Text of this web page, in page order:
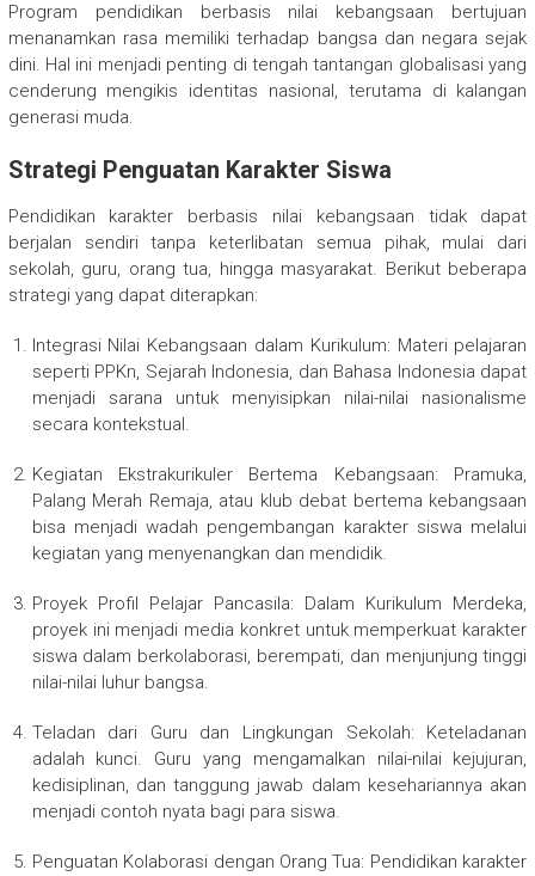
Program pendidikan berbasis nilai kebangsaan bertujuan
menanamkan rasa memiliki terhadap bangsa dan negara sejak
dini. Hal ini menjadi penting di tengah tantangan globalisasi yang
cenderung mengikis identitas nasional, terutama di kalangan
generasi muda.
Strategi Penguatan Karakter Siswa
Pendidikan karakter berbasis nilai kebangsaan tidak dapat
berjalan sendiri tanpa keterlibatan semua pihak, mulai dari
sekolah, guru, orang tua, hingga masyarakat. Berikut beberapa
strategi yang dapat diterapkan:
Integrasi Nilai Kebangsaan dalam Kurikulum: Materi pelajaran
seperti PPKn, Sejarah Indonesia, dan Bahasa Indonesia dapat
menjadi sarana untuk menyisipkan nilai-nilai nasionalisme
secara kontekstual.
Kegiatan Ekstrakurikuler Bertema Kebangsaan: Pramuka,
Palang Merah Remaja, atau klub debat bertema kebangsaan
bisa menjadi wadah pengembangan karakter siswa melalui
kegiatan yang menyenangkan dan mendidik.
Proyek Profil Pelajar Pancasila: Dalam Kurikulum Merdeka,
proyek ini menjadi media konkret untuk memperkuat karakter
siswa dalam berkolaborasi, berempati, dan menjunjung tinggi
nilai-nilai luhur bangsa.
Teladan dari Guru dan Lingkungan Sekolah: Keteladanan
adalah kunci. Guru yang mengamalkan nilai-nilai kejujuran,
kedisiplinan, dan tanggung jawab dalam kesehariannya akan
menjadi contoh nyata bagi para siswa.
Penguatan Kolaborasi dengan Orang Tua: Pendidikan karakter